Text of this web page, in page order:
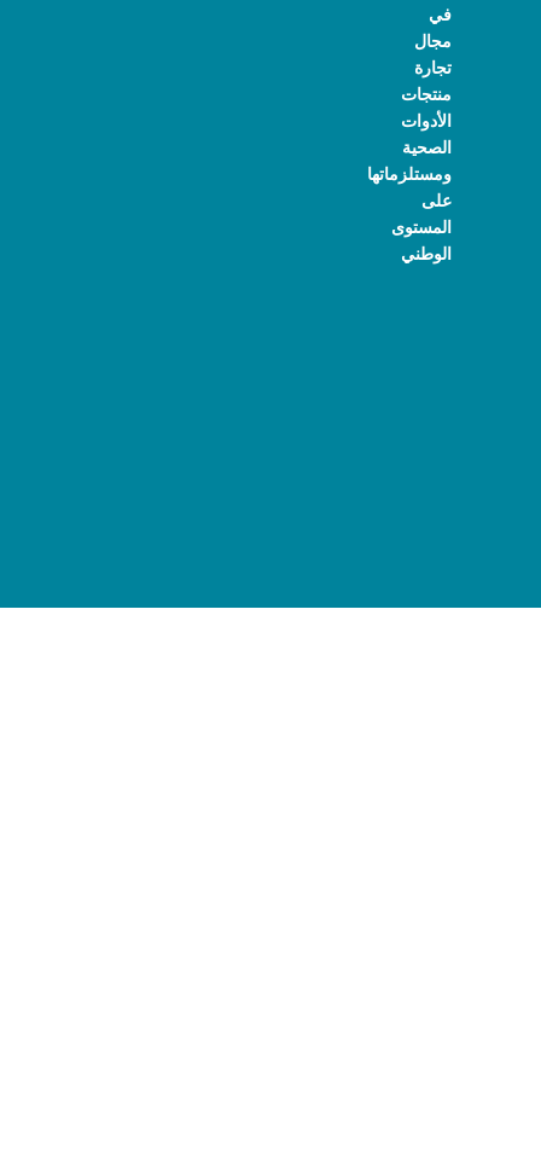
في
مجال
تجارة
منتجات
الأدوات
الصحية
ومستلزماتها
على
المستوى
الوطني